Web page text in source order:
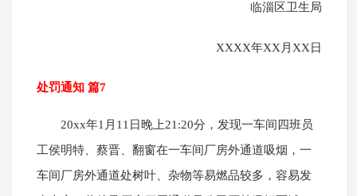
临淄区卫生局
XXXX年XX月XX日
处罚通知 篇7
20xx年1月11日晚上21:20分，发现一车间四班员
工侯明特、蔡晋、翻窗在一车间厂房外通道吸烟，一
车间厂房外通道处树叶、杂物等易燃品较多，容易发